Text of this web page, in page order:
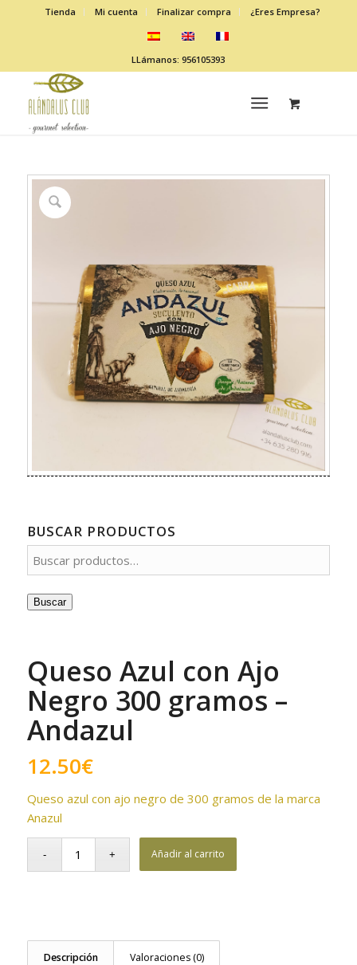
Tienda Mi cuenta Finalizar compra ¿Eres Empresa?
LLámanos: 956105393
BUSCAR PRODUCTOS
Buscar
Queso Azul con Ajo
Negro 300 gramos –
Andazul
12.50€
Queso azul con ajo negro de 300 gramos de la marca
Anazul
Añadir al carrito
Descripción Valoraciones (0)